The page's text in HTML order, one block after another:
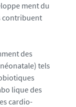
ment du
contribuent
des
tels
lique des
cardio-